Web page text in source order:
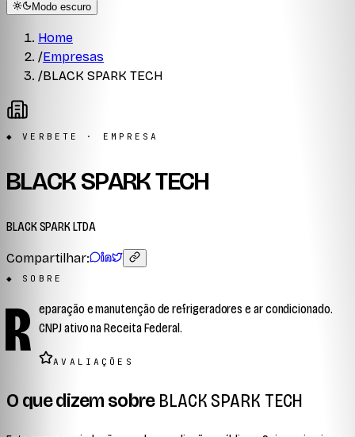
Modo escuro
Home
/Empresas
/BLACK SPARK TECH
◆ VERBETE · EMPRESA
BLACK SPARK TECH
BLACK SPARK LTDA
Compartilhar:
◆ SOBRE
R eparação e manutenção de refrigeradores e ar condicionado.
CNPJ ativo na Receita Federal.
AVALIAÇÕES
O que dizem sobre BLACK SPARK TECH